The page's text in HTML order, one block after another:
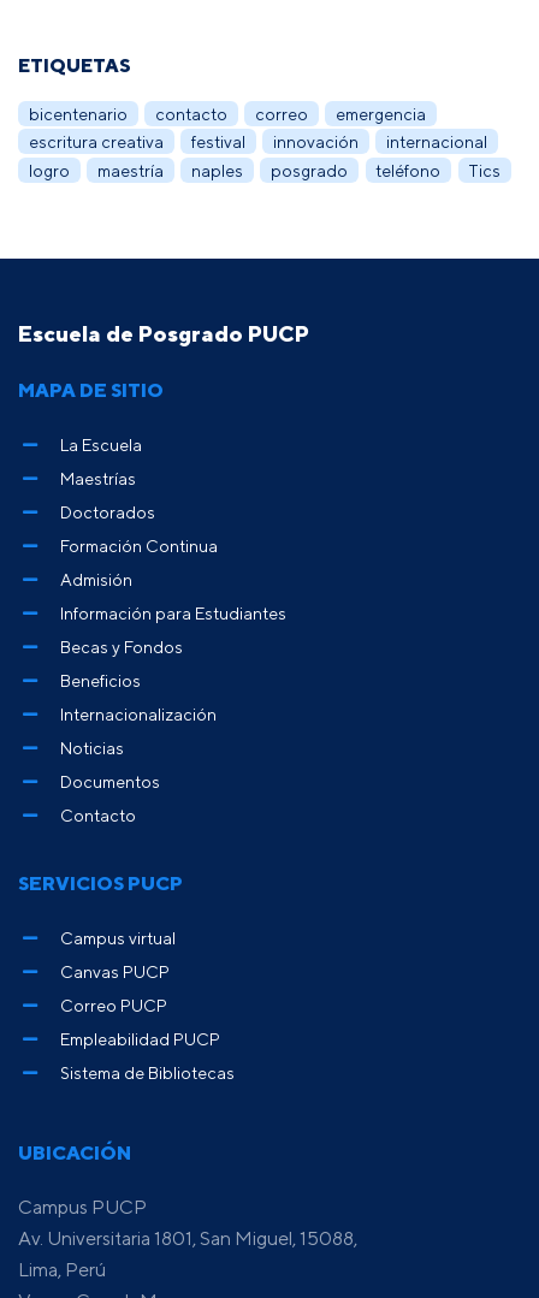
ETIQUETAS
bicentenario contacto correo
emergencia
escritura creativa
festival innovación
internacional
logro
maestría naples posgrado teléfono Tics
Escuela de Posgrado PUCP
UBICACIÓN
Campus PUCP
Av. Universitaria 1801, San Miguel, 15088,
Lima, Perú
MAPA DE SITIO
La Escuela
Maestrías
Doctorados
Formación Continua
Admisión
Información para Estudiantes
Becas y Fondos
Beneficios
Internacionalización
Noticias
Documentos
Contacto
SERVICIOS PUCP
Campus virtual
Canvas PUCP
Correo PUCP
Empleabilidad PUCP
Sistema de Bibliotecas